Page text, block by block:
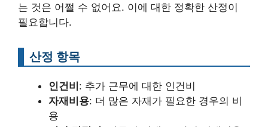
는 것은 어쩔 수 없어요. 이에 대한 정확한 산정이
필요합니다.
산정 항목
인건비 : 추가 근무에 대한 인건비
자재비용: 더 많은 자재가 필요한 경우의 비
용